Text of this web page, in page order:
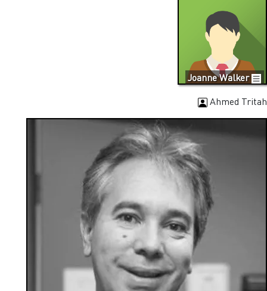
Joanne Walker
Ahmed Tritah